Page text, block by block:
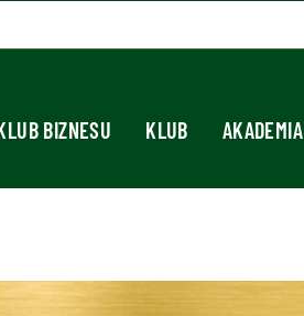
BIZNESU KLUB AKADEMIA